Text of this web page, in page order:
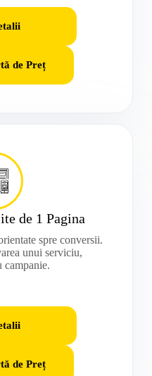
de Preț
de 1 Pagina
spre conversii.
unui serviciu,
campanie.
de Preț